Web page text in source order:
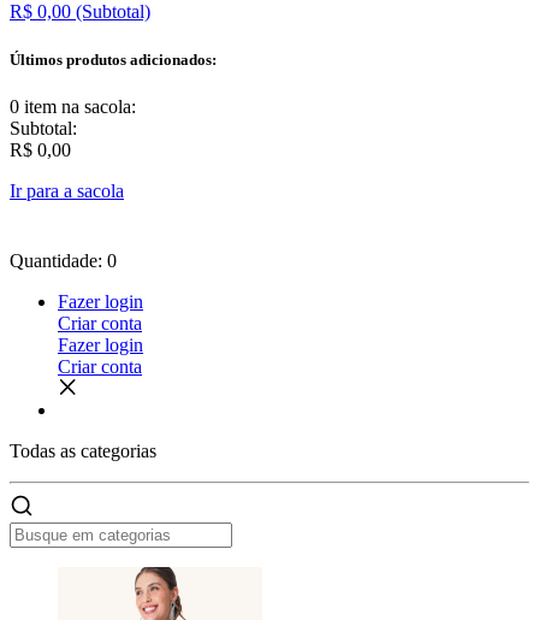
R$ 0,00 (Subtotal)
Últimos produtos adicionados:
0 item na sacola:
Subtotal:
R$ 0,00
Ir para a sacola
Quantidade: 0
Fazer login
Criar conta
Fazer login
Criar conta
Todas as categorias